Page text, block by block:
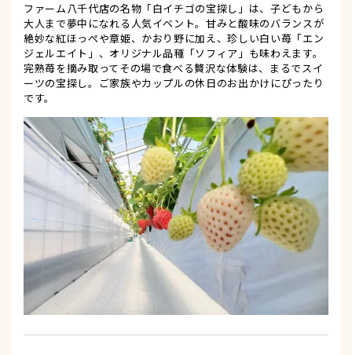
ファーム八千代店の名物「白イチゴの宝探し」は、子どもから
大人まで夢中になれる人気イベント。甘みと酸味のバランスが
絶妙な紅ほっぺや章姫、かおり野に加え、珍しい白い苺「エン
ジェルエイト」、オリジナル品種「ソフィア」も味わえます。
完熟苺を摘み取ってその場で食べる贅沢な体験は、まるでスイ
ーツの宝探し。ご家族やカップルの休日のお出かけにぴったり
です。